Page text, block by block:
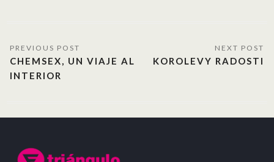
CHEMSEX, UN VIAJE AL
INTERIOR
KOROLEVY RADOSTI